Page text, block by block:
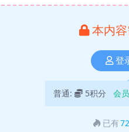
本内
登
普通: 5积分 会
已有72